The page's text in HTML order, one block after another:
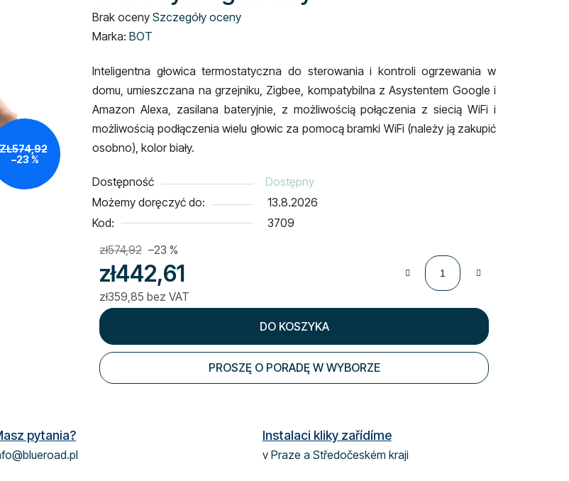
Średnia
ocena
wynosi
0,0
na
5
gwiazdek.
Brak oceny Szczegóły oceny
Marka: BOT
Inteligentna głowica termostatyczna do sterowania i kontroli ogrzewania w
domu, umieszczana na grzejniku, Zigbee, kompatybilna z Asystentem Google i
Amazon Alexa, zasilana bateryjnie, z możliwością połączenia z siecią WiFi i
możliwością podłączenia wielu głowic za pomocą bramki WiFi (należy ją zakupić
osobno), kolor biały.
Dostępność
Dostępny
Możemy doręczyć do:
13.8.2026
Kod:
3709
zł574,92 –23 %
zł442,61
zł359,85 bez VAT
Cena jednostkowa:
DO KOSZYKA
PROSZĘ O PORADĘ W WYBORZE
–23 %
pytania? Instalaci kliky zařídíme
v Praze a Středočeském kraji